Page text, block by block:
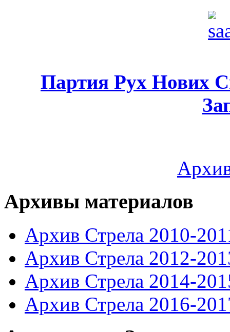
Партия Рух Нових
Архивы материалов
Архив Стрела 2010-
Архив Стрела 2012-
Архив Стрела 2014-
Архив Стрела 2016-